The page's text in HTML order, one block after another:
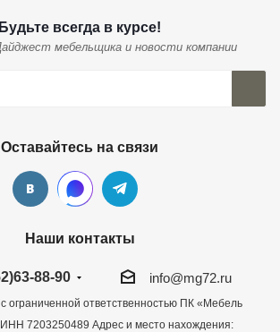
Будьте всегда в курсе!
мебельщика и новости компании
Оставайтесь на связи
Наши контакты
88-90 info@mg72.ru
ограниченной ответственностью ПК «Мебель
7203250489 Адрес и место нахождения: